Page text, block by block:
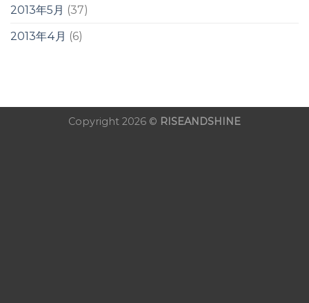
2013年5月 (37)
2013年4月 (6)
Copyright 2026 © RISEANDSHINE